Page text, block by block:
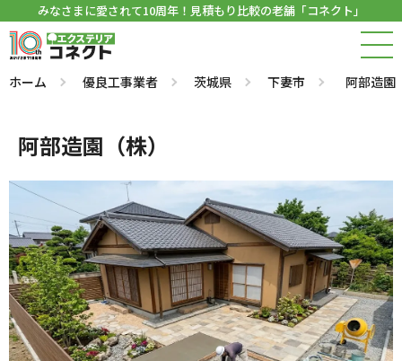
みなさまに愛されて10周年！見積もり比較の老舗「コネクト」
ホーム 優良工事業者 茨城県 下妻市 阿部造園
阿部造園（株）